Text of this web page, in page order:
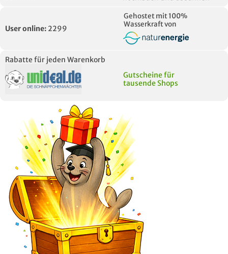
User online: 2299
Gehostet mit 100%
Wasserkraft von
Rabatte für jeden Warenkorb
Gutscheine für
tausende Shops